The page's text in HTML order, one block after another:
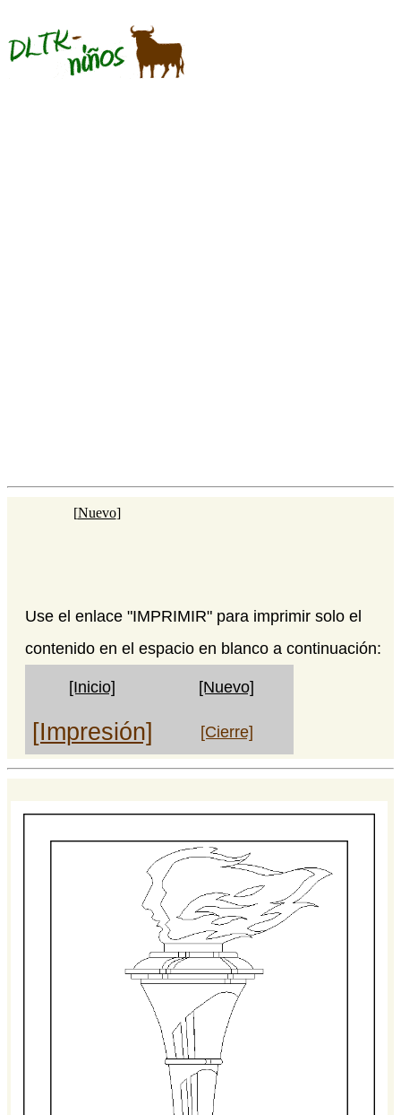
[Nuevo]
Use el enlace "IMPRIMIR" para imprimir solo el
contenido en el espacio en blanco a continuación:
[Inicio] [Nuevo]
[Impresión] [Cierre]